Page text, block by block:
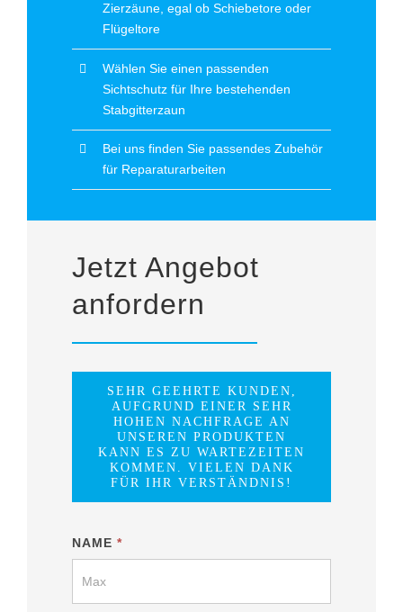
Zierzäune, egal ob Schiebetore oder
Flügeltore
Wählen Sie einen passenden
Sichtschutz für Ihre bestehenden
Stabgitterzaun
Bei uns finden Sie passendes Zubehör
für Reparaturarbeiten
Jetzt Angebot
anfordern
SEHR GEEHRTE KUNDEN,
AUFGRUND EINER SEHR
HOHEN NACHFRAGE AN
UNSEREN PRODUKTEN
KANN ES ZU WARTEZEITEN
KOMMEN. VIELEN DANK
FÜR IHR VERSTÄNDNIS!
Zaunbau-
NAME *